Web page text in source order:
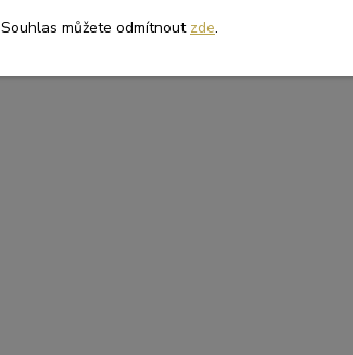
Souhlas můžete odmítnout zde.